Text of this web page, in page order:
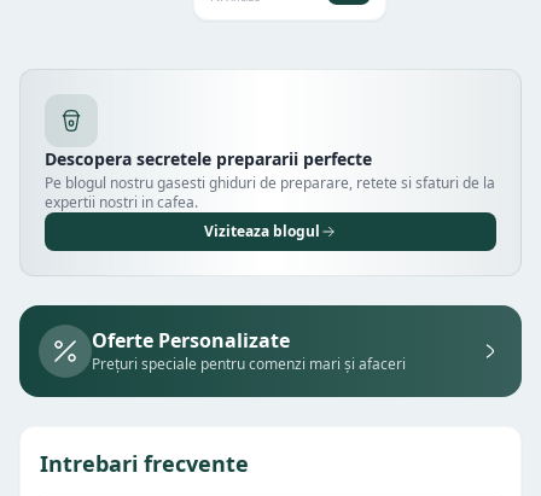
Descopera secretele prepararii perfecte
Pe blogul nostru gasesti ghiduri de preparare, retete si sfaturi de la
expertii nostri in cafea.
Viziteaza blogul
Oferte Personalizate
Prețuri speciale pentru comenzi mari și afaceri
Intrebari frecvente